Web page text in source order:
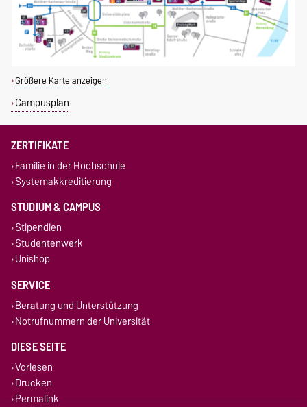
Größere Karte anzeigen
Campusplan
ZERTIFIKATE
Familie in der Hochschule
Systemakkreditierung
STUDIUM & CAMPUS
Stipendien
Studentenwerk
Unishop
SERVICE
Beratung und Unterstützung
Notrufnummern der Universität
DIESE SEITE
Vorlesen
Drucken
Permalink